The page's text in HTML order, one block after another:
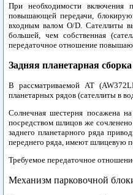
При необходимости включения
повышающей передачи,
входным валом O/D. Сателлиты
большей, чем собственная
передаточное отношение
Задняя планетарная сборка
В рассматриваемой АТ
планетарных рядов (сателлиты в
Солнечная шестерня посажена
посредством шлицов же
заднего планетарного ряда
переднего ряда, имеют шлицевую
Требуемое передаточное
Механизм парковочной